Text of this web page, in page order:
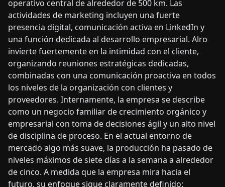
operativo central de alrededor de 500 km. Las
actividades de marketing incluyen una fuerte
presencia digital, comunicación activa en LinkedIn y
una función dedicada al desarrollo empresarial. Alro
invierte fuertemente en la intimidad con el cliente,
organizando reuniones estratégicas dedicadas,
combinadas con una comunicación proactiva en todos
los niveles de la organización con clientes y
proveedores. Internamente, la empresa se describe
como un negocio familiar de crecimiento orgánico y
empresarial con toma de decisiones ágil y un alto nivel
de disciplina de proceso. En el actual entorno de
mercado algo más suave, la producción ha pasado de
niveles máximos de siete días a la semana a alrededor
de cinco. A medida que la empresa mira hacia el
futuro, su enfoque sigue claramente definido: